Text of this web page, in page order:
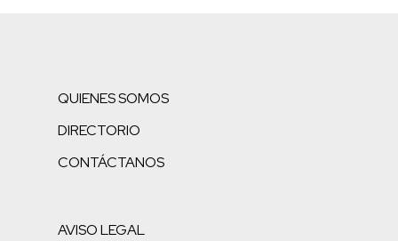
QUIENES SOMOS
DIRECTORIO
CONTÁCTANOS
AVISO LEGAL